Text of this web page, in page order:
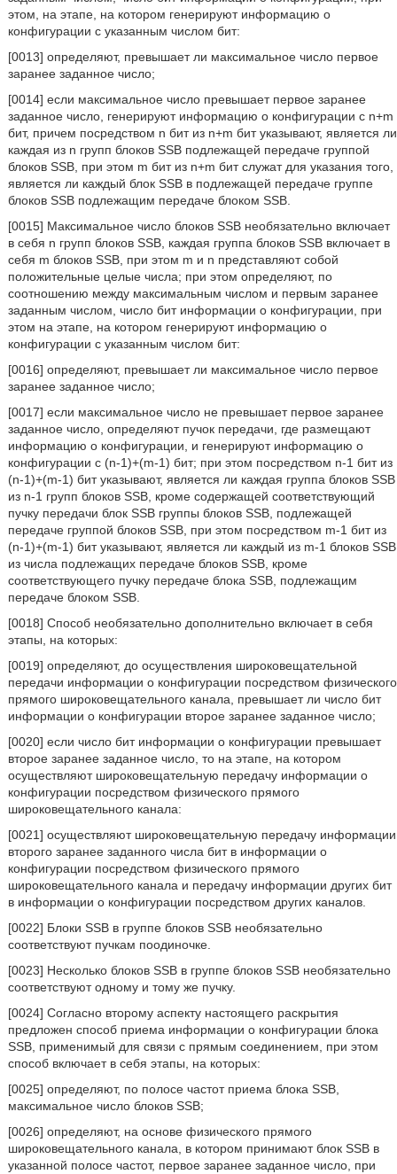
этом, на этапе, на котором генерируют информацию о
конфигурации с указанным числом бит:
[0013] определяют, превышает ли максимальное число первое
заранее заданное число;
[0014] если максимальное число превышает первое заранее
заданное число, генерируют информацию о конфигурации с n+m
бит, причем посредством n бит из n+m бит указывают, является ли
каждая из n групп блоков SSB подлежащей передаче группой
блоков SSB, при этом m бит из n+m бит служат для указания того,
является ли каждый блок SSB в подлежащей передаче группе
блоков SSB подлежащим передаче блоком SSB.
[0015] Максимальное число блоков SSB необязательно включает
в себя n групп блоков SSB, каждая группа блоков SSB включает в
себя m блоков SSB, при этом m и n представляют собой
положительные целые числа; при этом определяют, по
соотношению между максимальным числом и первым заранее
заданным числом, число бит информации о конфигурации, при
этом на этапе, на котором генерируют информацию о
конфигурации с указанным числом бит:
[0016] определяют, превышает ли максимальное число первое
заранее заданное число;
[0017] если максимальное число не превышает первое заранее
заданное число, определяют пучок передачи, где размещают
информацию о конфигурации, и генерируют информацию о
конфигурации с (n-1)+(m-1) бит; при этом посредством n-1 бит из
(n-1)+(m-1) бит указывают, является ли каждая группа блоков SSB
из n-1 групп блоков SSB, кроме содержащей соответствующий
пучку передачи блок SSB группы блоков SSB, подлежащей
передаче группой блоков SSB, при этом посредством m-1 бит из
(n-1)+(m-1) бит указывают, является ли каждый из m-1 блоков SSB
из числа подлежащих передаче блоков SSB, кроме
соответствующего пучку передаче блока SSB, подлежащим
передаче блоком SSB.
[0018] Способ необязательно дополнительно включает в себя
этапы, на которых:
[0019] определяют, до осуществления широковещательной
передачи информации о конфигурации посредством физического
прямого широковещательного канала, превышает ли число бит
информации о конфигурации второе заранее заданное число;
[0020] если число бит информации о конфигурации превышает
второе заранее заданное число, то на этапе, на котором
осуществляют широковещательную передачу информации о
конфигурации посредством физического прямого
широковещательного канала:
[0021] осуществляют широковещательную передачу информации
второго заранее заданного числа бит в информации о
конфигурации посредством физического прямого
широковещательного канала и передачу информации других бит
в информации о конфигурации посредством других каналов.
[0022] Блоки SSB в группе блоков SSB необязательно
соответствуют пучкам поодиночке.
[0023] Несколько блоков SSB в группе блоков SSB необязательно
соответствуют одному и тому же пучку.
[0024] Согласно второму аспекту настоящего раскрытия
предложен способ приема информации о конфигурации блока
SSB, применимый для связи с прямым соединением, при этом
способ включает в себя этапы, на которых:
[0025] определяют, по полосе частот приема блока SSB,
максимальное число блоков SSB;
[0026] определяют, на основе физического прямого
широковещательного канала, в котором принимают блок SSB в
указанной полосе частот, первое заранее заданное число, при